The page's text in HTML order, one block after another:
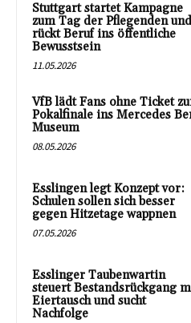
Stuttgart startet Kampagne
zum Tag der Pflegenden und
rückt Beruf ins öffentliche
Bewusstsein
11.05.2026
VfB lädt Fans ohne Ticket
Pokalfinale ins Mercedes
Museum
08.05.2026
Esslingen legt Konzept vor:
Schulen sollen sich besser
gegen Hitzetage wappnen
07.05.2026
Esslinger Taubenwartin
steuert Bestandsrückgang
Eiertausch und sucht
Nachfolge